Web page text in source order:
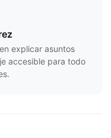
explicar asuntos
accesible para todo